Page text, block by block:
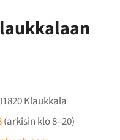
Klaukkala
(arkisin klo 8–20)